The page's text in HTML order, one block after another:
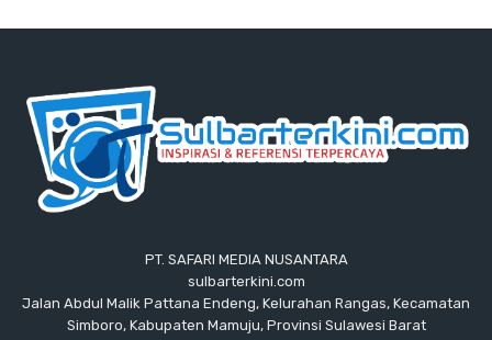
PT. SAFARI MEDIA NUSANTARA
sulbarterkini.com
Jalan Abdul Malik Pattana Endeng, Kelurahan Rangas, Kecamatan
Simboro, Kabupaten Mamuju, Provinsi Sulawesi Barat